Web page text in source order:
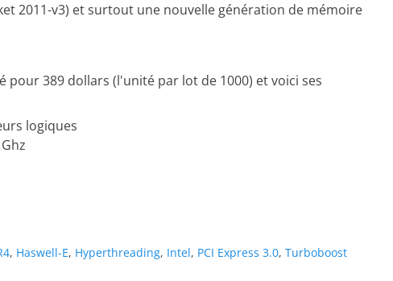
2011-v3) et surtout une nouvelle génération de mémoire
389 dollars (l'unité par lot de 1000) et voici ses
logiques
, Haswell-E, Hyperthreading, Intel, PCI Express 3.0, Turboboost